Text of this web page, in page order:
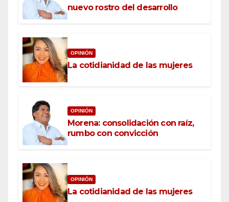
nuevo rostro del desarrollo
OPINIÓN
La cotidianidad de las mujeres
OPINIÓN
Morena: consolidación con raíz,
rumbo con convicción
OPINIÓN
La cotidianidad de las mujeres